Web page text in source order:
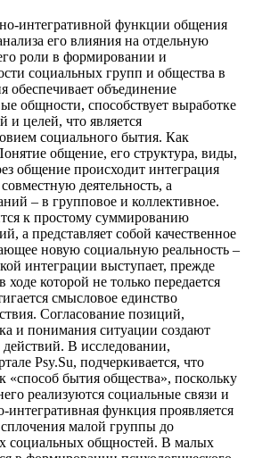
интегративной функции общения
его влияния на отдельную
роли в формировании и
социальных групп и общества в
обеспечивает объединение
общности, способствует выработке
целей, что является
социального бытия. Как
общение, его структура, виды,
общение происходит интеграция
деятельность, а
– в групповое и коллективное.
к простому суммированию
а представляет собой качественное
новую социальную реальность –
интеграции выступает, прежде
которой не только передается
смысловое единство
Согласование позиций,
и понимания ситуации создают
В исследовании,
Psy.Su, подчеркивается, что
«способ бытия общества», поскольку
реализуются социальные связи и
функция проявляется
малой группы до
социальных общностей. В малых